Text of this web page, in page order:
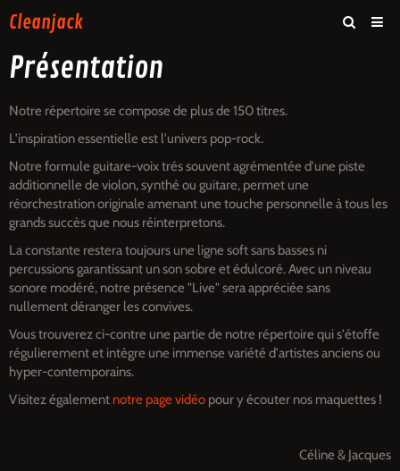
Cleanjack
Accueil
Vidéos
Contact
Présentation
Notre répertoire se compose de plus de 150 titres.
L'inspiration essentielle est l'univers pop-rock.
Notre formule guitare-voix trés souvent agrémentée d'une piste
additionnelle de violon, synthé ou guitare, permet une
réorchestration originale amenant une touche personnelle à tous les
grands succès que nous réinterpretons.
La constante restera toujours une ligne soft sans basses ni
percussions garantissant un son sobre et édulcoré. Avec un niveau
sonore modéré, notre présence "Live" sera appréciée sans
nullement déranger les convives.
Vous trouverez ci-contre une partie de notre répertoire qui s'étoffe
régulierement et intègre une immense variété d'artistes anciens ou
hyper-contemporains.
Visitez également notre page vidéo pour y écouter nos maquettes !
Céline & Jacques